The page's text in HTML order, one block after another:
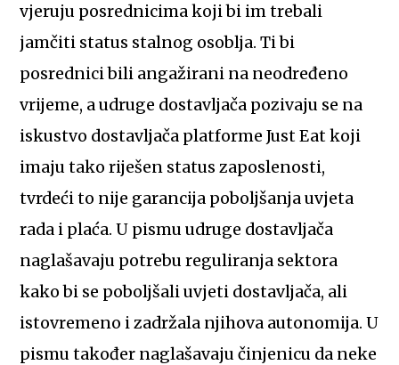
vjeruju posrednicima koji bi im trebali
jamčiti status stalnog osoblja. Ti bi
posrednici bili angažirani na neodređeno
vrijeme, a udruge dostavljača pozivaju se na
iskustvo dostavljača platforme Just Eat koji
imaju tako riješen status zaposlenosti,
tvrdeći to nije garancija poboljšanja uvjeta
rada i plaća. U pismu udruge dostavljača
naglašavaju potrebu reguliranja sektora
kako bi se poboljšali uvjeti dostavljača, ali
istovremeno i zadržala njihova autonomija. U
pismu također naglašavaju činjenicu da neke